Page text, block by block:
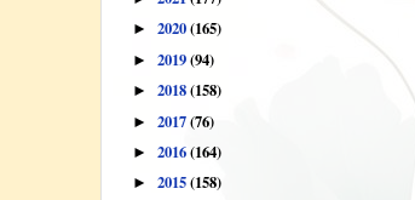
► 2020(165)
► 2019(94)
► 2018(158)
► 2017(76)
► 2016(164)
► 2015(158)